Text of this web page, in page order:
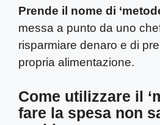
Prende il nome di
messa a punto da uno
risparmiare denaro e di
propria alimentazione.
Come utilizzare il
fare la spesa non